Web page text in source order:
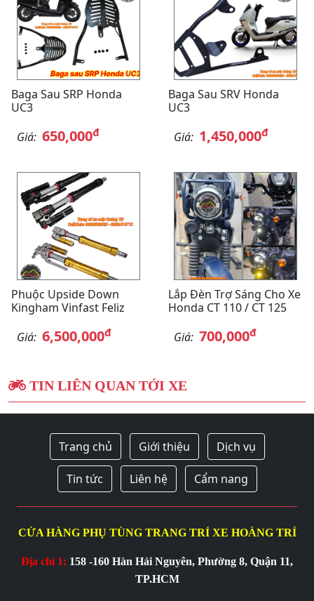
Baga Sau SRP Honda
UC3
Giá: 650,000đ
Baga Sau SRV Honda
UC3
Giá: 1,450,000đ
Phuộc Upside Down
Kingham Vinfast Feliz
Giá: 6,500,000đ
Lắp Đèn Trợ Sáng Cho Xe
Honda CT 110 / CT 125
Giá: 700,000đ
TIN LIÊN QUAN TỚI XE
Trang chủ Giới thiệu Dịch vụ
Tin tức Liên hệ Cẩm nang
CỬA HÀNG PHỤ TÙNG TRANG TRÍ XE HOÀNG TRÍ
Địa chỉ 1: 158 -160 Hàn Hải Nguyên, Phường 8, Quận 11,
TP.HCM